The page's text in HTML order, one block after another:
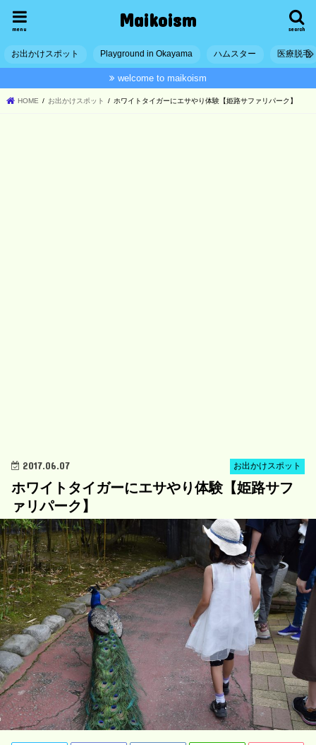
Maikoism search
menu
お出かけスポット Playground in Okayama ハムスター 医療脱毛
welcome to maikoism
HOME お出かけスポット ホワイトタイガーにエサやり体験【姫路サファリパーク】
お出かけスポット
2017.06.07
ホワイトタイガーにエサやり体験【姫路サフ
ァリパーク】